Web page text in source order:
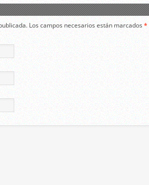
Los campos necesarios están marcados*